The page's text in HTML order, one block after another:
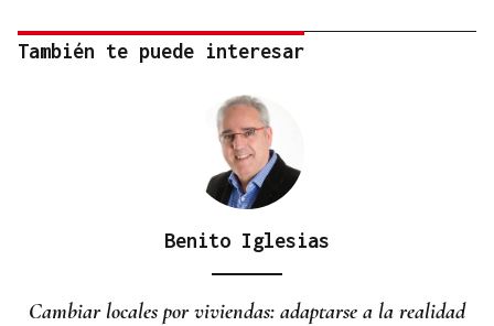
También te puede interesar
Benito Iglesias
Cambiar locales por viviendas: adaptarse a la realidad